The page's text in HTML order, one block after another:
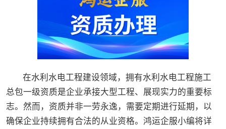
在水利水电工程建设领域，拥有水利水电工程施工
总包一级资质是企业承接大型工程、展现实力的重要标
志。然而，资质并非一劳永逸，需要定期进行延期，以
确保企业持续拥有合法的从业资格。鸿运企服小编将详